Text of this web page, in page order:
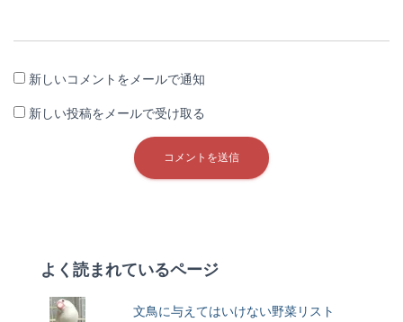
新しいコメントをメールで通知
新しい投稿をメールで受け取る
よく読まれているページ
文鳥に与えてはいけない野菜リスト